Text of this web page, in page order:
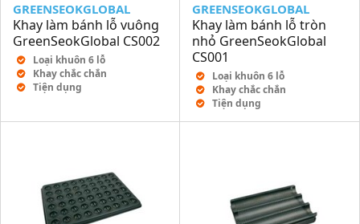
GREENSEOKGLOBAL
Khay làm bánh lỗ vuông
GreenSeokGlobal CS002
Loại khuôn 6 lỗ
Khay chắc chắn
Tiện dụng
GREENSEOKGLOBAL
Khay làm bánh lỗ tròn
nhỏ GreenSeokGlobal
CS001
Loại khuôn 6 lỗ
Khay chắc chắn
Tiện dụng